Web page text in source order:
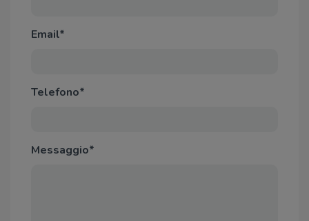
Email*
Telefono*
Messaggio*